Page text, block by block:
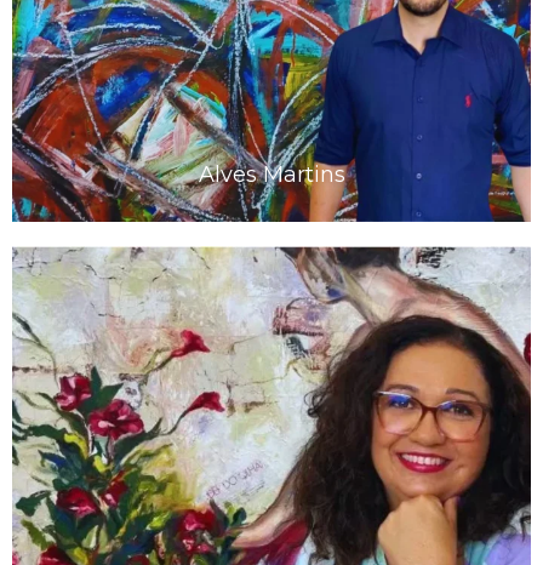
Alves Martins